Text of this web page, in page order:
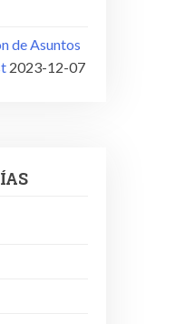
de Asuntos
2023-12-07